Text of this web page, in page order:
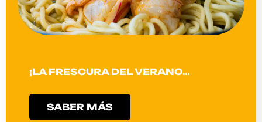
¡LA FRESCURA DEL VERANO…
SABER MÁS